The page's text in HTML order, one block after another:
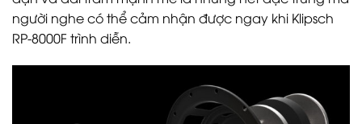
người nghe có thể cảm nhận được ngay khi Klipsch
RP-8000F trình diễn.